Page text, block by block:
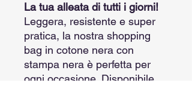
La tua alleata di tutti i giorni!
Leggera, resistente e super
pratica, la nostra shopping
bag in cotone nera con
stampa nera è perfetta per
ogni occasione. Disponibile